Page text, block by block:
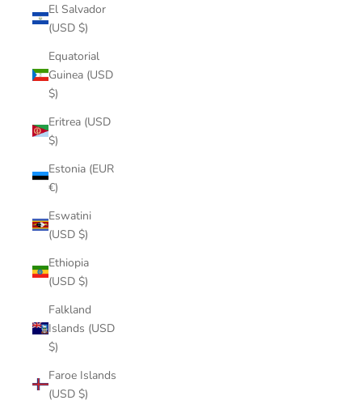
El Salvador
(USD $)
Equatorial
Guinea (USD
$)
Eritrea (USD
$)
Estonia (EUR
€)
Eswatini
(USD $)
Ethiopia
(USD $)
Falkland
Islands (USD
$)
Faroe Islands
(USD $)